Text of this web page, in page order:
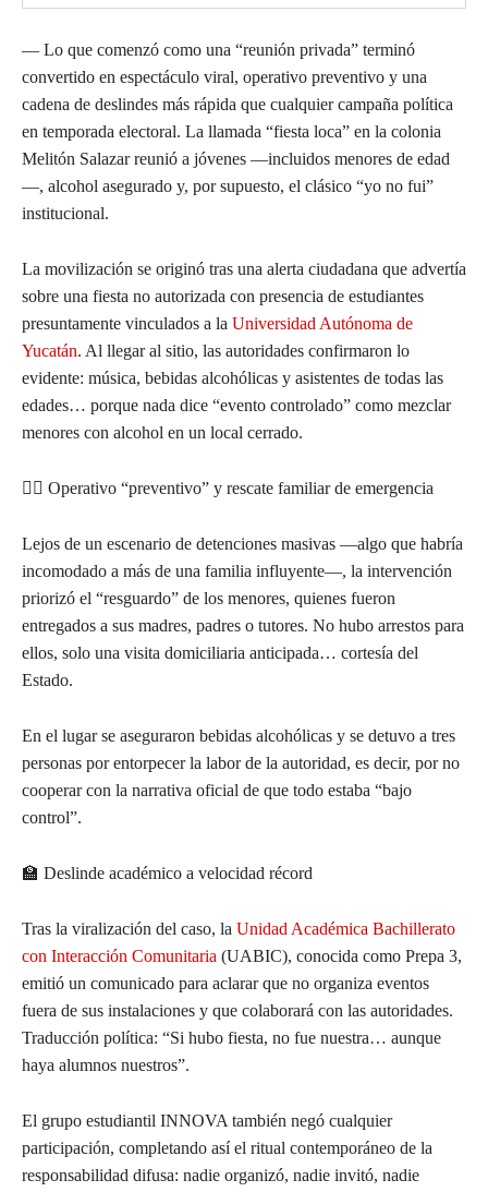
— Lo que comenzó como una “reunión privada” terminó
convertido en espectáculo viral, operativo preventivo y una
cadena de deslindes más rápida que cualquier campaña política
en temporada electoral. La llamada “fiesta loca” en la colonia
Melitón Salazar reunió a jóvenes —incluidos menores de edad
—, alcohol asegurado y, por supuesto, el clásico “yo no fui”
institucional.
La movilización se originó tras una alerta ciudadana que advertía
sobre una fiesta no autorizada con presencia de estudiantes
presuntamente vinculados a la Universidad Autónoma de
Yucatán. Al llegar al sitio, las autoridades confirmaron lo
evidente: música, bebidas alcohólicas y asistentes de todas las
edades… porque nada dice “evento controlado” como mezclar
menores con alcohol en un local cerrado.
👮‍♂️ Operativo “preventivo” y rescate familiar de emergencia
Lejos de un escenario de detenciones masivas —algo que habría
incomodado a más de una familia influyente—, la intervención
priorizó el “resguardo” de los menores, quienes fueron
entregados a sus madres, padres o tutores. No hubo arrestos para
ellos, solo una visita domiciliaria anticipada… cortesía del
Estado.
En el lugar se aseguraron bebidas alcohólicas y se detuvo a tres
personas por entorpecer la labor de la autoridad, es decir, por no
cooperar con la narrativa oficial de que todo estaba “bajo
control”.
🏫 Deslinde académico a velocidad récord
Tras la viralización del caso, la Unidad Académica Bachillerato
con Interacción Comunitaria (UABIC), conocida como Prepa 3,
emitió un comunicado para aclarar que no organiza eventos
fuera de sus instalaciones y que colaborará con las autoridades.
Traducción política: “Si hubo fiesta, no fue nuestra… aunque
haya alumnos nuestros”.
El grupo estudiantil INNOVA también negó cualquier
participación, completando así el ritual contemporáneo de la
responsabilidad difusa: nadie organizó, nadie invitó, nadie